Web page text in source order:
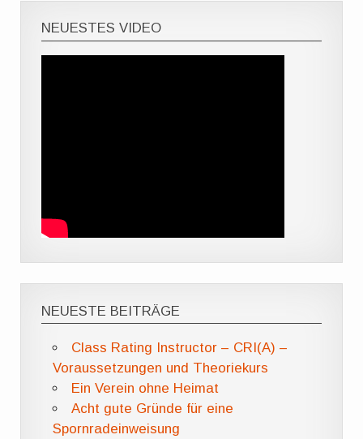
NEUESTES VIDEO
NEUESTE BEITRÄGE
Class Rating Instructor – CRI(A) –
Voraussetzungen und Theoriekurs
Ein Verein ohne Heimat
Acht gute Gründe für eine
Spornradeinweisung